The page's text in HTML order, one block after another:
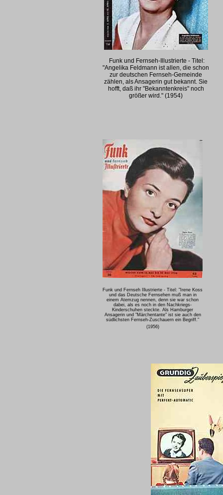
Funk und Fernseh-Illustrierte - Titel:
"Angelika Feldmann ist allen, die schon
zur deutschen Fernseh-Gemeinde
zählen, als Ansagerin gut bekannt. Sie
hofft, daß ihr "Bekanntenkreis" noch
größer wird." (1954)
Funk und Fernseh Illustrierte - Titel: "Irene Koss
und das Deutsche Fernsehen muß man in
einem Atemzug nennen, denn sie war schon
dabei, als es noch in den Nachkriegs-
Kinderschuhen steckte. Als Hamburger
Ansagerin und "Märchentante" ist sie auch den
südlichsten Fernseh-Zuschauern ein Begriff."
(1956)